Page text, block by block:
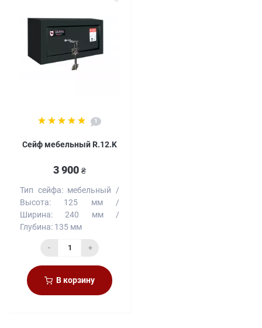
1
Сейф мебельный R.12.K
3 900 ₴
Тип сейфа: мебельный
Высота:
125 мм
Ширина:
240 мм
Глубина: 135 мм
- +
В корзину